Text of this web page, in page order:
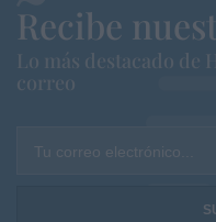
Recibe
Lo más destacado de
correo
Tu correo electrónico...